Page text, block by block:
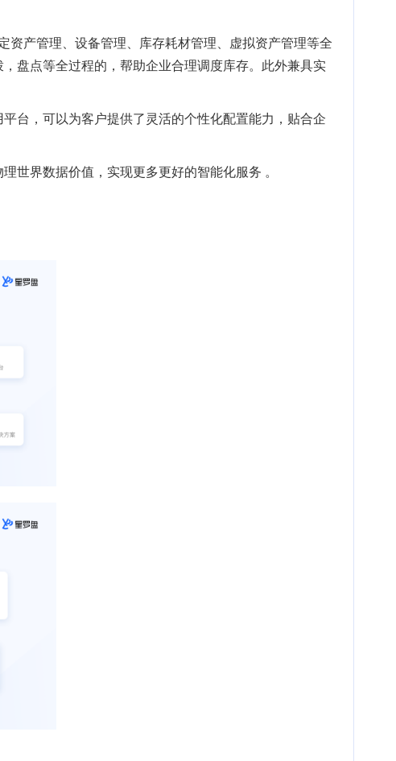
产管理、设备管理、库存耗材管理、虚拟资产管理等全
盘点等全过程的，帮助企业合理调度库存。此外兼具实
台，可以为客户提供了灵活的个性化配置能力，贴合企
世界数据价值，实现更多更好的智能化服务 。